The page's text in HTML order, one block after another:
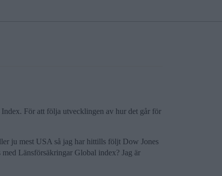
För att följa utvecklingen av hur det går för
ju mest USA så jag har hittills följt Dow Jones
Länsförsäkringar Global index? Jag är